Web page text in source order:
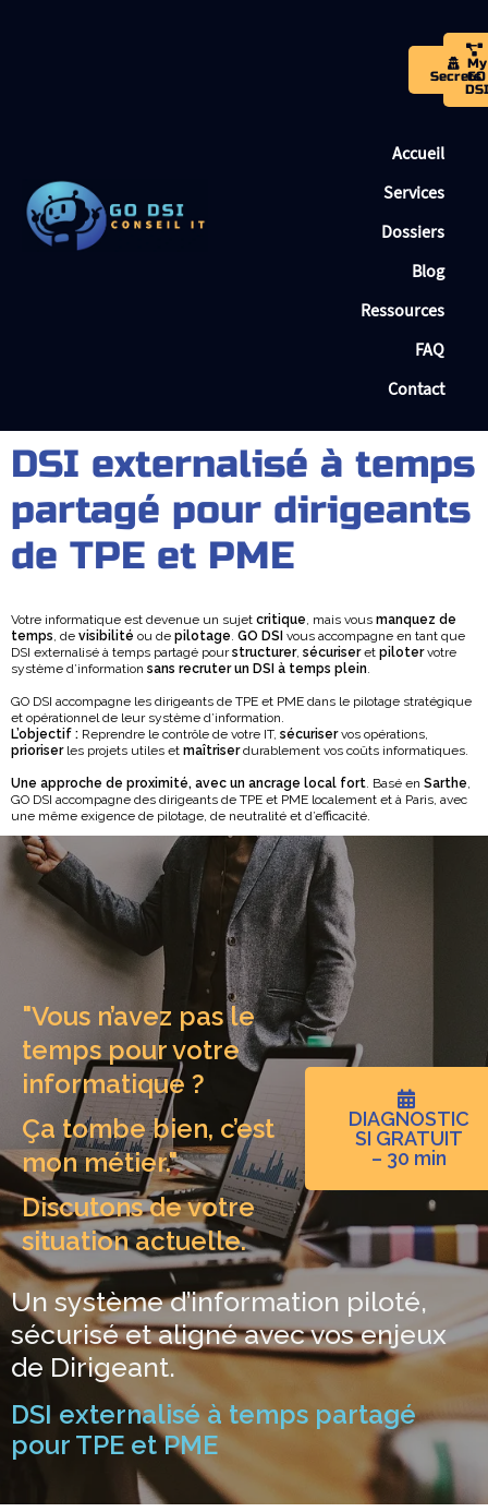
Secrets
My
GO
DSI
Accueil
Services
Dossiers
Blog
Ressources
FAQ
Contact
DSI externalisé à temps
partagé pour dirigeants
de TPE et PME
Votre informatique est devenue un sujet critique, mais vous manquez de
temps, de visibilité ou de pilotage. GO DSI vous accompagne en tant que
DSI externalisé à temps partagé pourstructurer, sécuriseret pilotervotre
système d’information sans recruter un DSI à temps plein.
GO DSI accompagne les dirigeants de TPE et PME dans le pilotage stratégique
et opérationnel de leur système d’information.
L’objectif : Reprendre le contrôle de votre IT, sécuriservos opérations,
prioriser les projets utiles et maîtriserdurablement vos coûts informatiques.
Une approche de proximité, avec un ancrage local fort. Basé en Sarthe,
GO DSI accompagne des dirigeants de TPE et PME localement et à Paris, avec
une même exigence de pilotage, de neutralité et d’efficacité.
"Vous n’avez pas le
temps pour votre
informatique ?
Ça tombe bien, c’est
mon métier."
Discutons de votre
situation actuelle.
DIAGNOSTIC
SI GRATUIT
– 30 min
Un système d’information piloté,
sécurisé et aligné avec vos enjeux
de Dirigeant.
DSI externalisé à temps partagé
pour TPE et PME